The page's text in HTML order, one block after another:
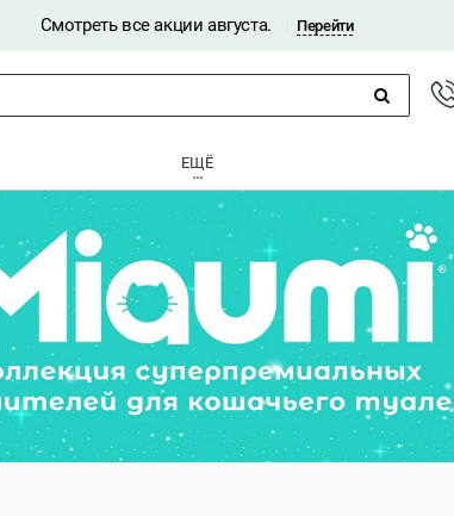
Смотреть все акции августа. Перейти
ЕЩЁ